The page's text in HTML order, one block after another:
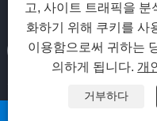
저작권 © 2023 가흥
고, 사이트 트래픽을 분
화하기 위해 쿠키를 사
이용함으로써 귀하는
의하게 됩니다. 개
거부하다